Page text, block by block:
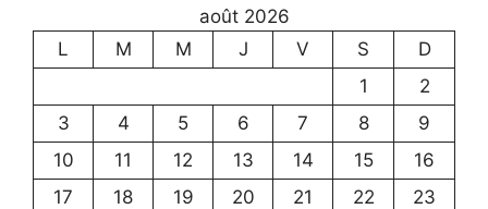
août 2026
L
M M J V S
D
1
2
3
4 5 6 7 8
9
10
11 12 13 14 15
16
17
18 19 20 21 22
23